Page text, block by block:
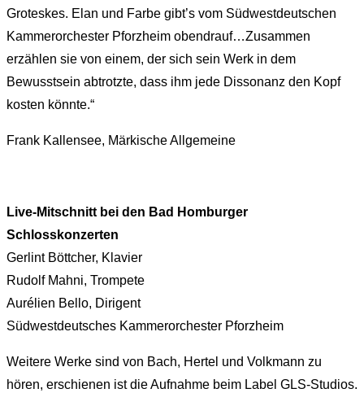
Groteskes. Elan und Farbe gibt’s vom Südwestdeutschen
Kammerorchester Pforzheim obendrauf…Zusammen
erzählen sie von einem, der sich sein Werk in dem
Bewusstsein abtrotzte, dass ihm jede Dissonanz den Kopf
kosten könnte.“
Frank Kallensee, Märkische Allgemeine
Live-Mitschnitt bei den Bad Homburger
Schlosskonzerten
Gerlint Böttcher, Klavier
Rudolf Mahni, Trompete
Aurélien Bello, Dirigent
Südwestdeutsches Kammerorchester Pforzheim
Weitere Werke sind von Bach, Hertel und Volkmann zu
hören, erschienen ist die Aufnahme beim Label GLS-Studios.